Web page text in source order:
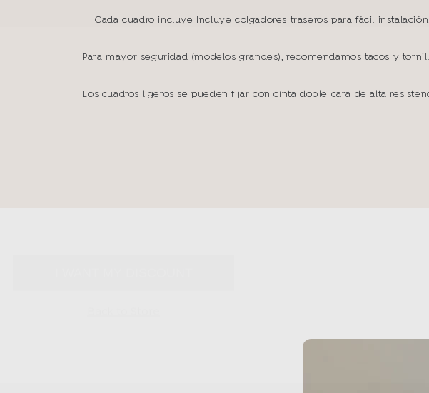
Cada cuadro incluye Incluye colgadores traseros para fácil instalación.
Para mayor seguridad (modelos grandes), recomendamos tacos y
Los cuadros ligeros se pueden fijar con cinta doble cara de alta